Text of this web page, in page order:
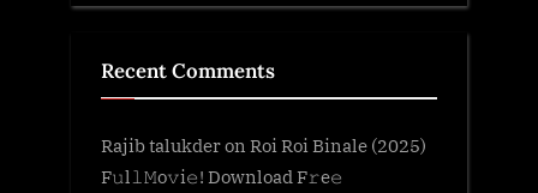
Recent Comments
Rajib talukderon Roi Roi Binale (2025)
F𝚞l𝚕𝙼o𝚟i𝚎! Download F𝚛e𝚎